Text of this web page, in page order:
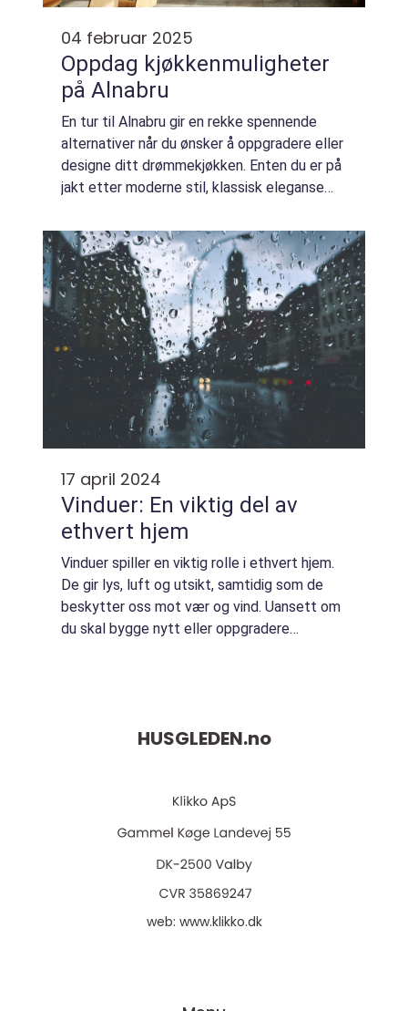
04 februar 2025
Oppdag kjøkkenmuligheter
på Alnabru
En tur til Alnabru gir en rekke spennende
alternativer når du ønsker å oppgradere eller
designe ditt drømmekjøkken. Enten du er på
jakt etter moderne stil, klassisk eleganse
17 april 2024
Vinduer: En viktig del av
ethvert hjem
Vinduer spiller en viktig rolle i ethvert hjem.
De gir lys, luft og utsikt, samtidig som de
beskytter oss mot vær og vind. Uansett om
du skal bygge nytt eller oppgradere
HUSGLEDEN.no
web: www.klikko.dk